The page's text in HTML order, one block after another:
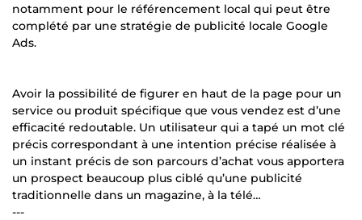
notamment pour le référencement local qui peut être
complété par une stratégie de publicité locale Google
Ads.
Avoir la possibilité de figurer en haut de la page pour un
service ou produit spécifique que vous vendez est d’une
efficacité redoutable. Un utilisateur qui a tapé un mot clé
précis correspondant à une intention précise réalisée à
un instant précis de son parcours d’achat vous apportera
un prospect beaucoup plus ciblé qu’une publicité
traditionnelle dans un magazine, à la télé…
---